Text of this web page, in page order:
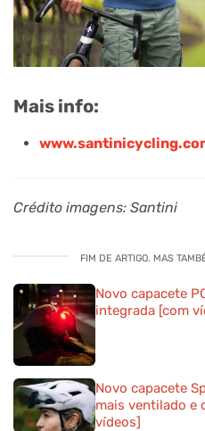
Mais info:
Crédito imagens: Santini
FIM DE ARTIGO. MAS
Novo capacete
integrada [com
Novo capacete
mais ventilado e
vídeos]